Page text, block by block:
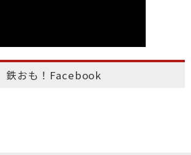
鉄おも！Facebook